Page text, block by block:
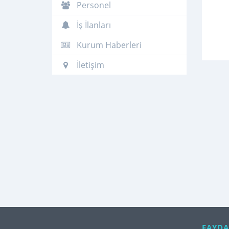
Personel
İş İlanları
Kurum Haberleri
İletişim